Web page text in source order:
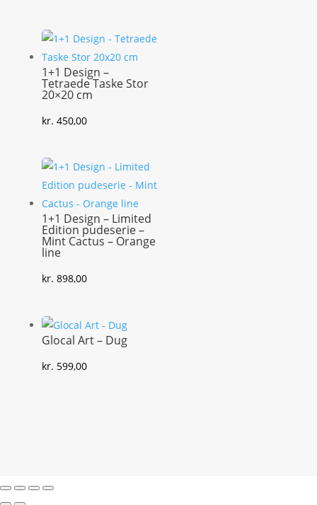
1+1 Design –
Tetraede Taske Stor
20×20 cm
kr. 450,00
1+1 Design – Limited
Edition pudeserie –
Mint Cactus – Orange
line
kr. 898,00
Glocal Art – Dug
kr. 599,00